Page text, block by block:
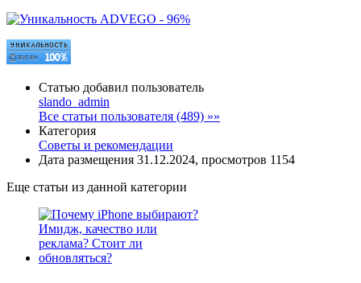
Статью добавил пользователь
slando_admin
Все статьи пользователя (489) »»
Категория
Советы и рекомендации
Дата размещения 31.12.2024, просмотров 1154
Еще статьи из данной категории